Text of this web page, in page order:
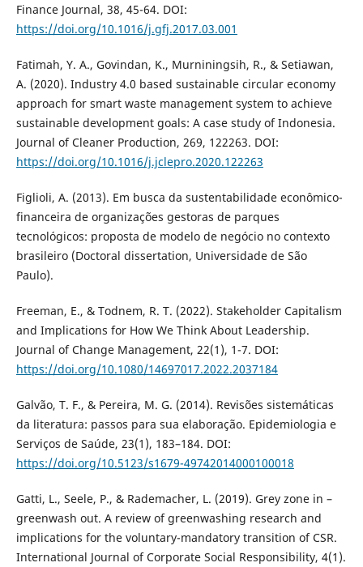
Finance Journal, 38, 45-64. DOI:
https://doi.org/10.1016/j.gfj.2017.03.001
Fatimah, Y. A., Govindan, K., Murniningsih, R., & Setiawan,
A. (2020). Industry 4.0 based sustainable circular economy
approach for smart waste management system to achieve
sustainable development goals: A case study of Indonesia.
Journal of Cleaner Production, 269, 122263. DOI:
https://doi.org/10.1016/j.jclepro.2020.122263
Figlioli, A. (2013). Em busca da sustentabilidade econômico-
financeira de organizações gestoras de parques
tecnológicos: proposta de modelo de negócio no contexto
brasileiro (Doctoral dissertation, Universidade de São
Paulo).
Freeman, E., & Todnem, R. T. (2022). Stakeholder Capitalism
and Implications for How We Think About Leadership.
Journal of Change Management, 22(1), 1-7. DOI:
https://doi.org/10.1080/14697017.2022.2037184
Galvão, T. F., & Pereira, M. G. (2014). Revisões sistemáticas
da literatura: passos para sua elaboração. Epidemiologia e
Serviços de Saúde, 23(1), 183–184. DOI:
https://doi.org/10.5123/s1679-49742014000100018
Gatti, L., Seele, P., & Rademacher, L. (2019). Grey zone in –
greenwash out. A review of greenwashing research and
implications for the voluntary-mandatory transition of CSR.
International Journal of Corporate Social Responsibility, 4(1).